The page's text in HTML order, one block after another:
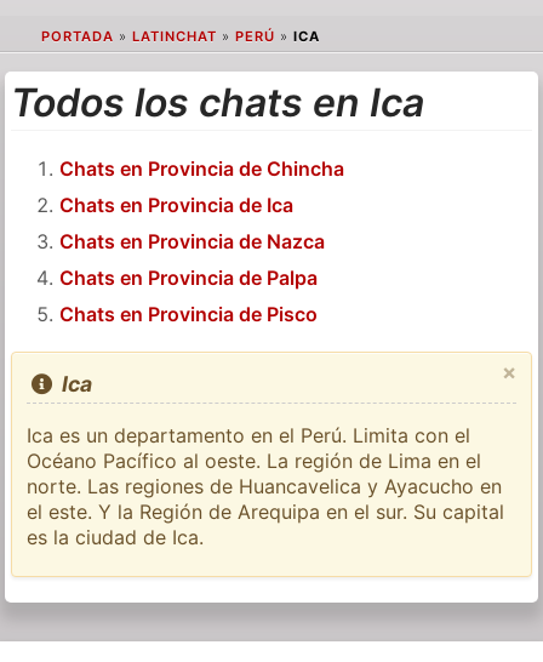
PORTADA » LATINCHAT » PERÚ » ICA
Todos los chats en Ica
Chats en Provincia de Chincha
Chats en Provincia de Ica
Chats en Provincia de Nazca
Chats en Provincia de Palpa
Chats en Provincia de Pisco
×
Ica
Ica es un departamento en el Perú. Limita con el
Océano Pacífico al oeste. La región de Lima en el
norte. Las regiones de Huancavelica y Ayacucho en
el este. Y la Región de Arequipa en el sur. Su capital
es la ciudad de Ica.